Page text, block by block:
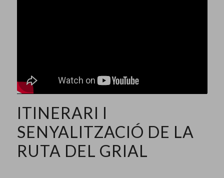
ITINERARI I
SENYALITZACIÓ DE LA
RUTA DEL GRIAL